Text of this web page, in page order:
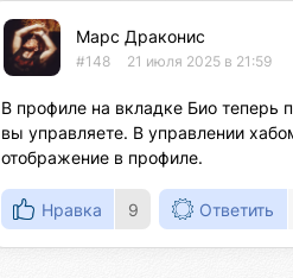
Марс Драконис
#148 21 июля 2025 в 21:59
В профиле на вкладке Био теперь
вы управляете. В управлении
отображение в профиле.
Нравка 9 Ответить